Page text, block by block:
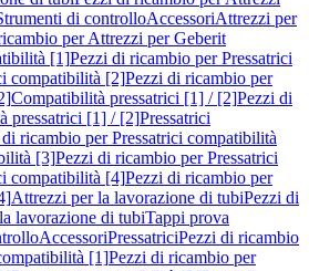
di controlloAccessoriAttrezzi per
per Attrezzi per Geberit
[1]Pezzi di ricambio per Pressatrici
compatibilità [2]Pezzi di ricambio per
Compatibilità pressatrici [1] / [2]Pezzi di
pressatrici [1] / [2]Pressatrici
ricambio per Pressatrici compatibilità
[3]Pezzi di ricambio per Pressatrici
compatibilità [4]Pezzi di ricambio per
Attrezzi per la lavorazione di tubiPezzi di
lavorazione di tubiTappi prova
AccessoriPressatriciPezzi di ricambio
[1]Pezzi di ricambio per